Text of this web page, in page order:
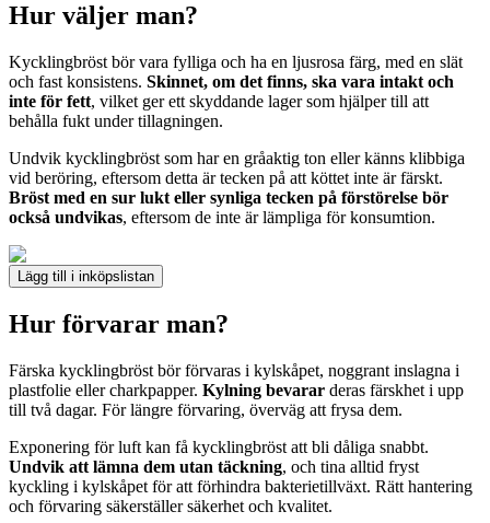
Hur väljer man?
Kycklingbröst bör vara fylliga och ha en ljusrosa färg, med en slät
och fast konsistens. Skinnet, om det finns, ska vara intakt och
inte för fett, vilket ger ett skyddande lager som hjälper till att
behålla fukt under tillagningen.
Undvik kycklingbröst som har en gråaktig ton eller känns klibbiga
vid beröring, eftersom detta är tecken på att köttet inte är färskt.
Bröst med en sur lukt eller synliga tecken på förstörelse bör
också undvikas, eftersom de inte är lämpliga för konsumtion.
Lägg till i inköpslistan
Hur förvarar man?
Färska kycklingbröst bör förvaras i kylskåpet, noggrant inslagna i
plastfolie eller charkpapper. Kylning bevarar deras färskhet i upp
till två dagar. För längre förvaring, överväg att frysa dem.
Exponering för luft kan få kycklingbröst att bli dåliga snabbt.
Undvik att lämna dem utan täckning, och tina alltid fryst
kyckling i kylskåpet för att förhindra bakterietillväxt. Rätt hantering
och förvaring säkerställer säkerhet och kvalitet.